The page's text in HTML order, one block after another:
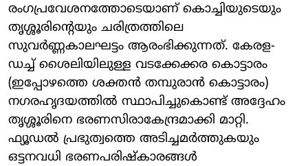
രംഗപ്രവേശനത്തോടെയാണ് കൊച്ചിയുടെയും
തൃശ്ശൂരിന്റെയും ചരിത്രത്തിലെ
സുവർണ്ണകാലഘട്ടം ആരംഭിക്കുന്നത്. കേരള-
ഡച്ച് ശൈലിയിലുള്ള വടക്കേക്കര കൊട്ടാരം
(ഇപ്പോഴത്തെ ശക്തൻ തമ്പുരാൻ കൊട്ടാരം)
നഗരഹൃദയത്തിൽ സ്ഥാപിച്ചുകൊണ്ട് അദ്ദേഹം
തൃശ്ശൂരിനെ ഭരണസിരാകേന്ദ്രമാക്കി മാറ്റി.
ഫ്യൂഡൽ പ്രഭുത്വത്തെ അടിച്ചമർത്തുകയും
ഒട്ടനവധി ഭരണപരിഷ്കാരങ്ങൾ